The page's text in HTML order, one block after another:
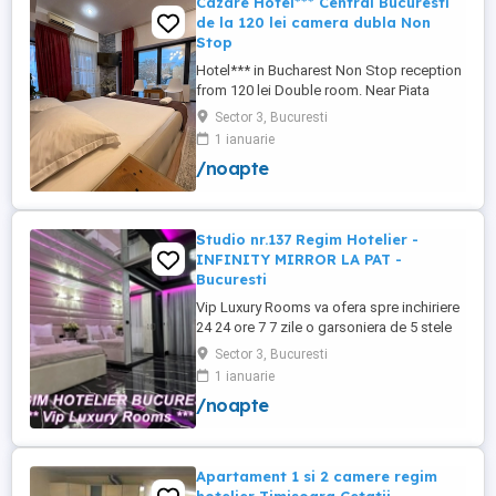
de la 120 lei camera dubla Non
Stop
Hotel*** in Bucharest Non Stop reception
from 120 lei Double room. Near Piata
Victoriei, Arena Nationala , Piata Unirii .
Tyga concert near. regim hotelier.
apartament.
Sector 3, Bucuresti
1 ianuarie
/noapte
Studio nr.137 Regim Hotelier -
INFINITY MIRROR LA PAT -
Bucuresti
Vip Luxury Rooms va ofera spre inchiriere
24 24 ore 7 7 zile o garsoniera de 5 stele
Luxoase cu un desing unic si deosebit in
Sector 3 Bucuresti . Garsoniera se alfa in
Complex Rezidential Nou . Acces Bariera
Monitorizare Video in Complex ( de la
PRIVAT in complex ...
Sector 3, Bucuresti
1 ianuarie
/noapte
Apartament 1 si 2 camere regim